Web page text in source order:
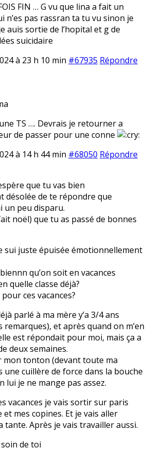
FIN … G vu que lina a fait un
n’es pas rassran ta tu vu sinon je
auis sortie de l’hopital et g de
suicidaire
à 23 h 10 min #67935 Répondre
TS …. Devrais je retourner a
de passer pour une conne
à 14 h 44 min #68050 Répondre
que tu vas bien
désolée de te répondre que
un peu disparu.
noël) que tu as passé de bonnes
sui juste épuisée émotionnellement
qu’on soit en vacances
quelle classe déjà?
ces vacances?
parlé à ma mère y’a 3/4 ans
remarques), et après quand on m’en
est répondait pour moi, mais ça a
deux semaines.
mon tonton (devant toute ma
une cuillère de force dans la bouche
lui je ne mange pas assez.
vacances je vais sortir sur paris
et mes copines. Et je vais aller
tante. Après je vais travailler aussi.
de toi